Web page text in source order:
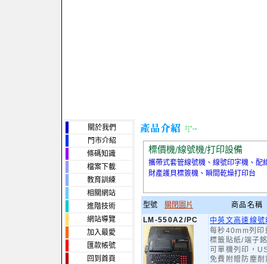
關於我們
門市介紹
條碼知識
檔案下載
教育訓練
相關網站
進階技術
網站導覽
加入最愛
匯款帳號
回到首頁
標價機/線號機/打印設備
攜帶式套管線號機、線號印字機、
財產護貝標簽機、瞬間乾燥打印台
型號 關閉圖片
商品名稱
LM-550A2/PC
中英文高速線
每秒40mm列印
標籤貼紙/端子
可單機列印，
免費附贈防塵